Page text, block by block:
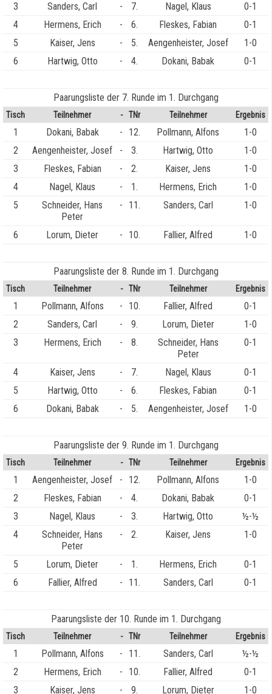
3 Sanders, Carl - 7. Nagel, Klaus
0-1
4
Hermens, Erich - 6. Fleskes, Fabian
0-1
5
Kaiser, Jens - 5. Aengenheister, Josef
1-0
6
Hartwig, Otto - 4. Dokani, Babak 0-1
Paarungsliste der 7. Runde im 1. Durchgang
Tisch Teilnehmer - TNr Teilnehmer Ergebnis
1 Dokani, Babak - 12. Pollmann, Alfons
1-0
2
Aengenheister, Josef - 3. Hartwig, Otto
1-0
3
Fleskes, Fabian - 2. Kaiser, Jens
1-0
4
Nagel, Klaus - 1. Hermens, Erich
1-0
5
Schneider, Hans
Peter
- 11. Sanders, Carl 1-0
6 Lorum, Dieter - 10. Fallier, Alfred 1-0
Paarungsliste der 8. Runde im 1. Durchgang
Tisch Teilnehmer - TNr Teilnehmer Ergebnis
1 Pollmann, Alfons - 10. Fallier, Alfred
0-1
2
Sanders, Carl - 9. Lorum, Dieter
1-0
3
Hermens, Erich - 8.
Schneider, Hans
Peter
0-1
4 Kaiser, Jens - 7. Nagel, Klaus
0-1
5
Hartwig, Otto - 6. Fleskes, Fabian
0-1
6
Dokani, Babak - 5. Aengenheister, Josef 1-0
Paarungsliste der 9. Runde im 1. Durchgang
Tisch Teilnehmer - TNr Teilnehmer Ergebnis
1 Aengenheister, Josef - 12. Pollmann, Alfons
1-0
2
Fleskes, Fabian - 4. Dokani, Babak
0-1
3
Nagel, Klaus - 3. Hartwig, Otto
½-½
4
Schneider, Hans
Peter
- 2. Kaiser, Jens 1-0
5 Lorum, Dieter - 1. Hermens, Erich
0-1
6
Fallier, Alfred - 11. Sanders, Carl 0-1
Paarungsliste der 10. Runde im 1. Durchgang
Tisch Teilnehmer - TNr Teilnehmer Ergebnis
1 Pollmann, Alfons - 11. Sanders, Carl
½-½
2
Hermens, Erich - 10. Fallier, Alfred
0-1
3
Kaiser, Jens - 9. Lorum, Dieter 1-0